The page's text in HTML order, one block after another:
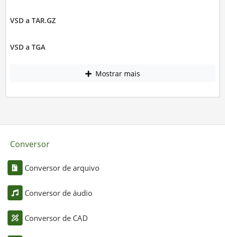
VSD a TAR.GZ
VSD a TGA
Mostrar mais
Conversor
Conversor de arquivo
Conversor de áudio
Conversor de CAD